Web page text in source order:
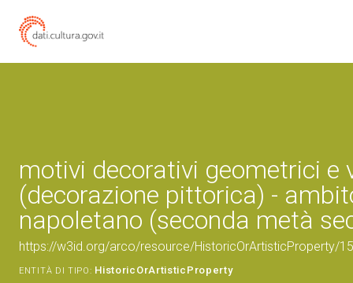
motivi decorativi geometrici e
(decorazione pittorica) -
napoletano (seconda metà
https://w3id.org/arco/resource/HistoricOrArtisticProperty/
ENTITÀ DI TIPO: HistoricOrArtisticProperty